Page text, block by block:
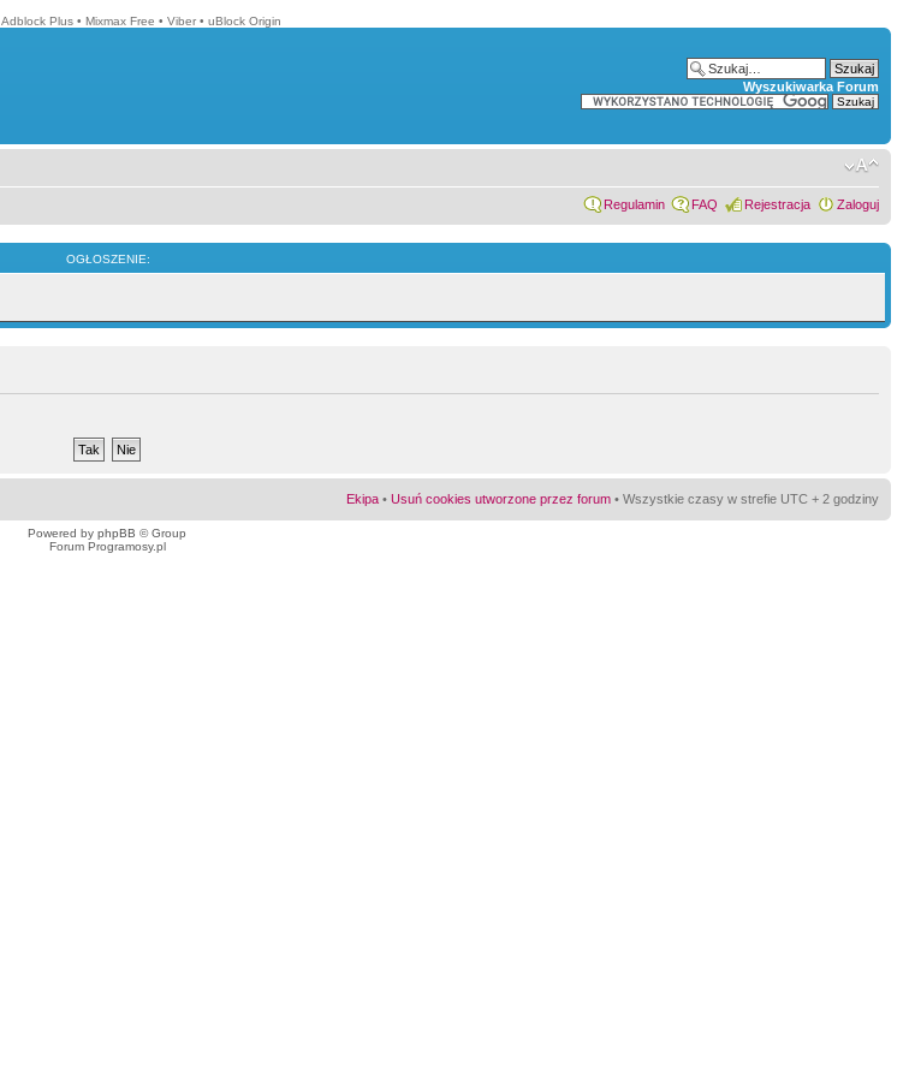
Adblock Plus • Mixmax Free • Viber • uBlock Origin
Wyszukiwarka Forum
Regulamin FAQ Rejestracja Zaloguj
OGŁOSZENIE:
Ekipa • Usuń cookies utworzone przez forum • Wszystkie czasy w strefie UTC + 2 godziny
Powered by phpBB © Group
Forum Programosy.pl